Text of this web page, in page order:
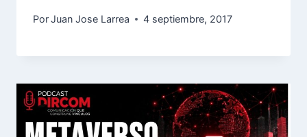
PorJuan Jose Larrea 4 septiembre, 2017